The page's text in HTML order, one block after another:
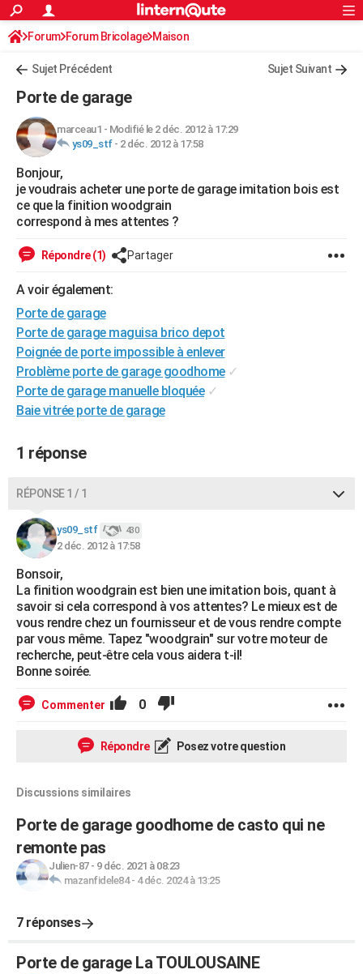
ACTUALITÉS
Politique
Société
Faits Divers
Education
Monde
Villes
+
FINANCE
Retraite
Impôts
Epargne
Immobilier
Risques naturels par ville
Banque
Assurance
Crédit
AUTO
Essais
Réserver un essai
Citadines
Berlines
SUV
Forum auto
+HIGH-TECH
Mobiles
Meilleur smartphone
Internet
Ordinateurs
Jeux vidéo
Guide high-tech
+BRICOLAGE
Forum
Aménagement intérieur
Extérieur
Cuisine
Salle de bains
Jardinage
Rangement
WEEK-END
LIFESTYLE
Art de vivre
Bien-être
Loisirs
Mode
Modes de vie
SANTE
Alimentation
Guide de la santé
Maladies
Médicaments
Sommeil
VOYAGE
Destinations
City break
Voyage nature
Voyage de noces
Forum
Climat
+PHOTO
GUIDES D'ACHAT
BONS PLANS
Dictionnaire
Biographies
Citations
Expressions
Proverbes
PROGRAMME TV
COPAINS D'AVANT
S'inscrire
Se connecter
Lycées
Collèges
Primaires
Universités
Entreprises
Service militaire
Avis de recherche
AVIS DE DÉCÈS
FORUM
Bricolage
Lifestyle
Culture
Sport
Auto
Television
Voyage
Cinema
S'inscrire
Connexion
Forum Forum Bricolage Maison
Sujet Précédent Sujet Suivant
Porte de garage
marceau1 - Modifié le 2 déc. 2012 à 17:29
ys09_stf- 2 déc. 2012 à 17:58
Bonjour,
je voudrais acheter une porte de garage imitation bois est
ce que la finition woodgrain
correspond à mes attentes ?
Répondre (1) Partager
A voir également:
Porte de garage
Porte de garage maguisa brico depot
Poignée de porte impossible à enlever
Problème porte de garage goodhome ✓
Porte de garage manuelle bloquée ✓
Baie vitrée porte de garage
1 réponse
RÉPONSE 1 / 1
ys09_stf 430
2 déc. 2012 à 17:58
Bonsoir,
La finition woodgrain est bien une imitation bois, quant à
savoir si cela correspond à vos attentes? Le mieux est de
vous rendre chez un fournisseur et de vous rendre compte
par vous même. Tapez "woodgrain" sur votre moteur de
recherche, peut-être cela vous aidera t-il!
Bonne soirée.
Commenter 0
Répondre Posez votre question
Discussions similaires
Porte de garage goodhome de casto qui ne
remonte pas
Julien-87- 9 déc. 2021 à 08:23
mazanfidele84- 4 déc. 2024 à 13:25
7 réponses
Porte de garage La TOULOUSAINE